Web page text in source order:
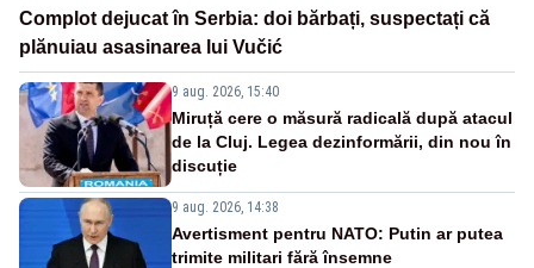
Complot dejucat în Serbia: doi bărbați, suspectați că
plănuiau asasinarea lui Vučić
9 aug. 2026, 15:40
Miruță cere o măsură radicală după atacul
de la Cluj. Legea dezinformării, din nou în
discuție
9 aug. 2026, 14:38
Avertisment pentru NATO: Putin ar putea
trimite militari fără însemne